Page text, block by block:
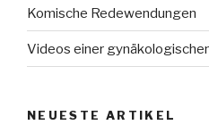
Komische Redewendungen
Videos einer
NEUESTE ARTIKEL